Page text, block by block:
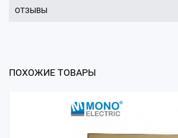
ОТЗЫВЫ
ПОХОЖИЕ ТОВАРЫ